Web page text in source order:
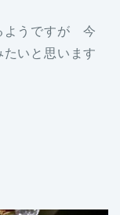
ようですが 今
いと思います